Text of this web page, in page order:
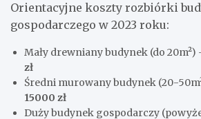
Orientacyjne koszty rozbiórki
gospodarczego w 2023 roku:
Mały drewniany budynek (do 20m²)
zł
Średni murowany budynek (20-
15000 zł
Duży budynek gospodarczy